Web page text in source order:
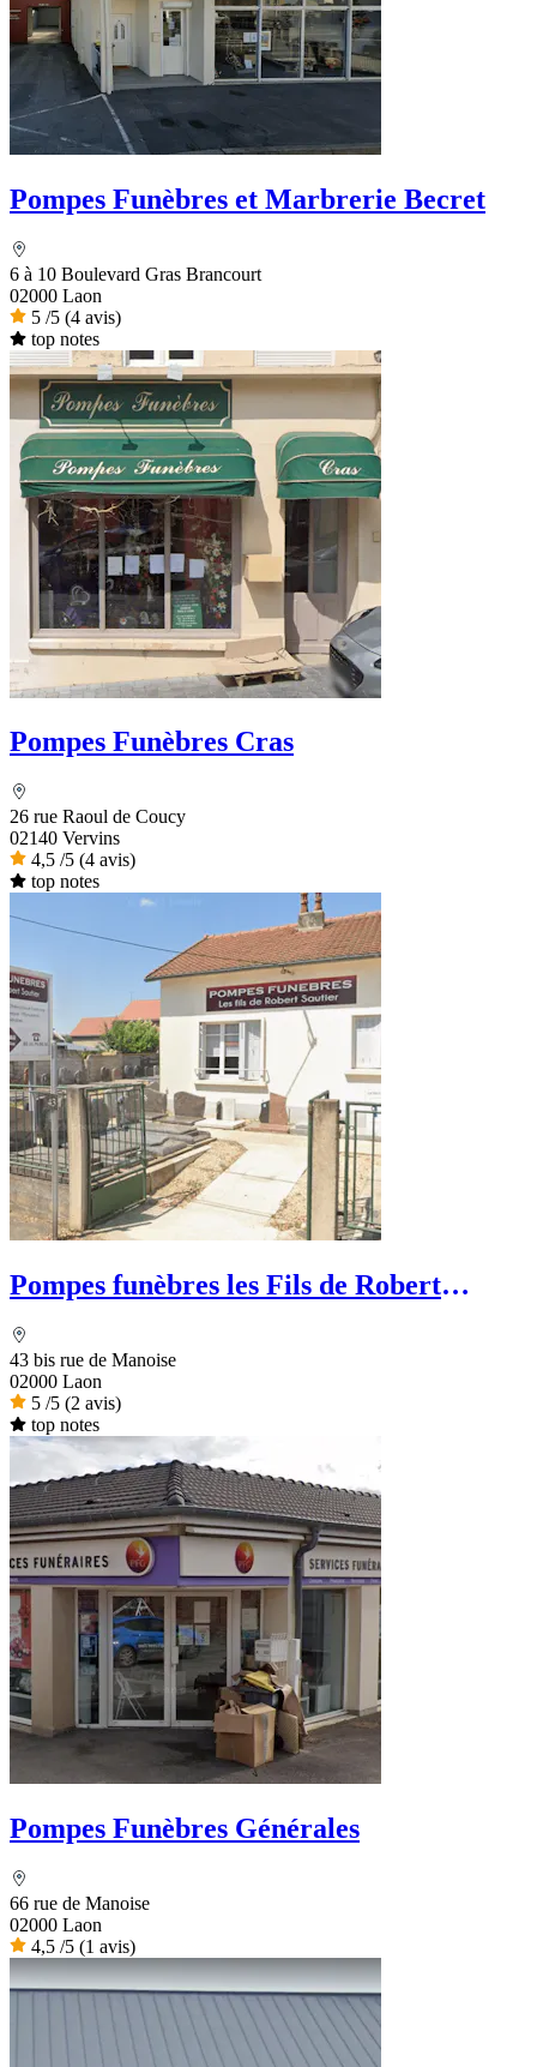
Pompes Funèbres et Marbrerie Becret
6 à 10 Boulevard Gras Brancourt
02000 Laon
5 /5 (4 avis)
top notes
Pompes Funèbres Cras
26 rue Raoul de Coucy
02140 Vervins
4,5 /5 (4 avis)
top notes
Pompes funèbres les Fils de Robert
43 bis rue de Manoise
02000 Laon
5 /5 (2 avis)
top notes
Pompes Funèbres Générales
66 rue de Manoise
02000 Laon
4,5 /5 (1 avis)